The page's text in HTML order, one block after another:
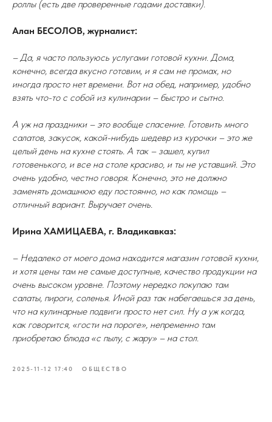
роллы (есть две проверенные годами доставки).
Алан БЕСОЛОВ, журналист:
– Да, я часто пользуюсь услугами готовой кухни. Дома,
конечно, всегда вкусно готовим, и я сам не промах, но
иногда просто нет времени. Вот на обед, например, удобно
взять что-то с собой из кулинарии – быстро и сытно.
А уж на праздники – это вообще спасение. Готовить много
салатов, закусок, какой-нибудь шедевр из курочки – это же
целый день на кухне стоять. А так – зашел, купил
готовенького, и все на столе красиво, и ты не уставший. Это
очень удобно, честно говоря. Конечно, это не должно
заменять домашнюю еду постоянно, но как помощь –
отличный вариант. Выручает очень.
Ирина ХАМИЦАЕВА, г. Владикавказ:
– Недалеко от моего дома находится магазин готовой кухни,
и хотя цены там не самые доступные, качество продукции на
очень высоком уровне. Поэтому нередко покупаю там
салаты, пироги, соленья. Иной раз так набегаешься за день,
что на кулинарные подвиги просто нет сил. Ну а уж когда,
как говорится, «гости на пороге», непременно там
приобретаю блюда «с пылу, с жару» – на стол.
2025-11-12 17:40 ОБЩЕСТВО